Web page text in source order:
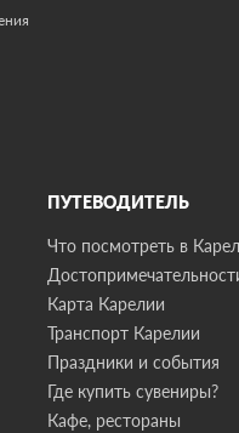
ПУТЕВОДИТЕЛЬ
Что посмотреть в
Карта Карелии
Транспорт Карелии
Праздники и события
Где купить сувениры?
Кафе, рестораны